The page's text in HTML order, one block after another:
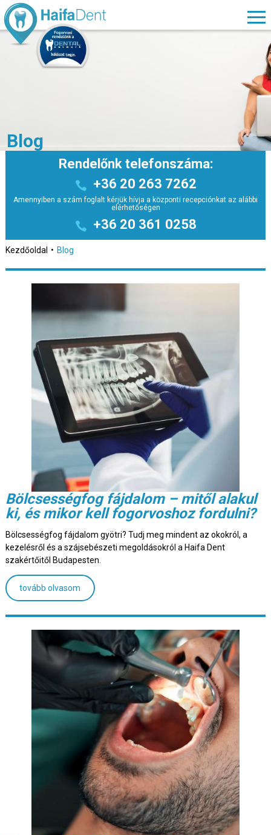
Blog
Rendelőnk telefonszáma:
+36 20 263 7262
Amennyiben a szám foglalt kérjük hívja a központi recepciónkat az alábbi
elérhetőségen
+36 20 361 0258
Kezdőoldal Blog
Bölcsességfog fájdalom – mitől alakul
ki, és mikor kell fogorvoshoz fordulni?
Bölcsességfog fájdalom gyötri? Tudj meg mindent az okokról, a
kezelésről és a szájsebészeti megoldásokról a Haifa Dent
szakértőitől Budapesten.
tovább olvasom